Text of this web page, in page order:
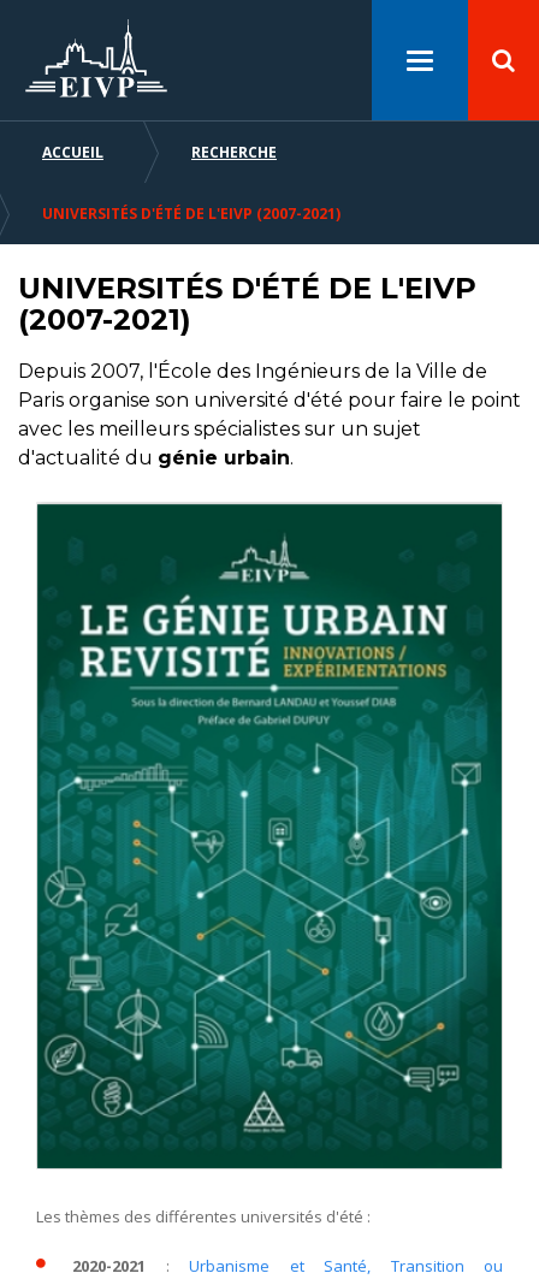
contenu
principal
menu
la
recherche
Toggle
D'ARIANE
ACCUEIL RECHERCHE
UNIVERSITÉS D'ÉTÉ DE L'EIVP (2007-2021)
UNIVERSITÉS D'ÉTÉ DE L'EIVP
(2007-2021)
Depuis 2007, l'École des Ingénieurs de la Ville de
Paris organise son université d'été pour faire le point
avec les meilleurs spécialistes sur un sujet
d'actualité du génie urbain.
Les thèmes des différentes universités d'été :
2020-2021 : Urbanisme et Santé, Transition ou